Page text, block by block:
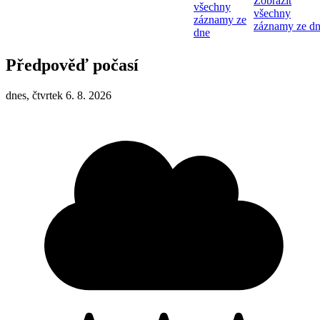
všechny
záznamy ze
dne
všechny
záznamy ze
Předpověď počasí
dnes, čtvrtek 6. 8. 2026